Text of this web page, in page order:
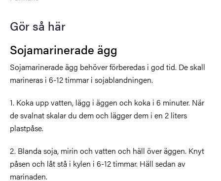
Gör så här
Sojamarinerade ägg
Sojamarinerade ägg behöver förberedas i god tid. De skall
marineras i 6-12 timmar i sojablandningen.
1. Koka upp vatten, lägg i äggen och koka i 6 minuter. När
de svalnat skalar du dem och lägger dem i en 2 liters
plastpåse.
2. Blanda soja, mirin och vatten och häll över äggen. Knyt
påsen och låt stå i kylen i 6-12 timmar. Häll sedan av
marinaden.